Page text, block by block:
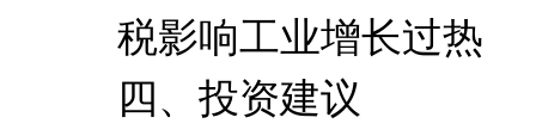
税影响工业增长过热
四、投资建议